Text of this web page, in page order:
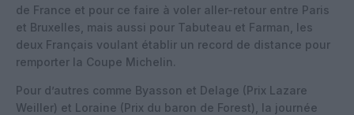
de France et pour ce faire à voler aller-retour entre Paris
et Bruxelles, mais aussi pour Tabuteau et Farman, les
deux Français voulant établir un record de distance pour
remporter la Coupe Michelin.
Pour d’autres comme Byasson et Delage (Prix Lazare
Weiller) et Loraine (Prix du baron de Forest), la journée